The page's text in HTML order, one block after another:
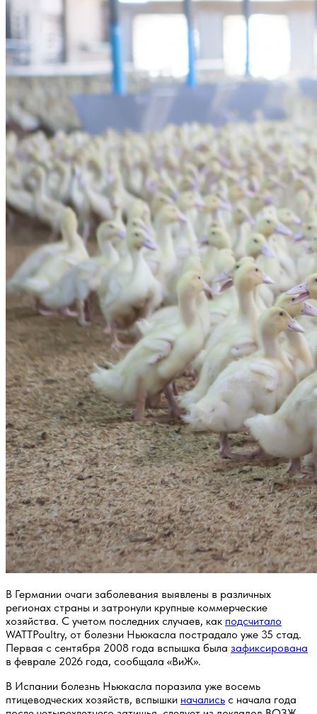
В Германии очаги заболевания выявлены в различных
регионах страны и затронули крупные коммерческие
хозяйства. С учетом последних случаев, как подсчитало
WATTPoultry, от болезни Ньюкасла пострадало уже 35 стад.
Первая с сентября 2008 года вспышка была зафиксирована
в феврале 2026 года, сообщала «ВиЖ».
В Испании болезнь Ньюкасла поразила уже восемь
птицеводческих хозяйств, вспышки начались с начала года